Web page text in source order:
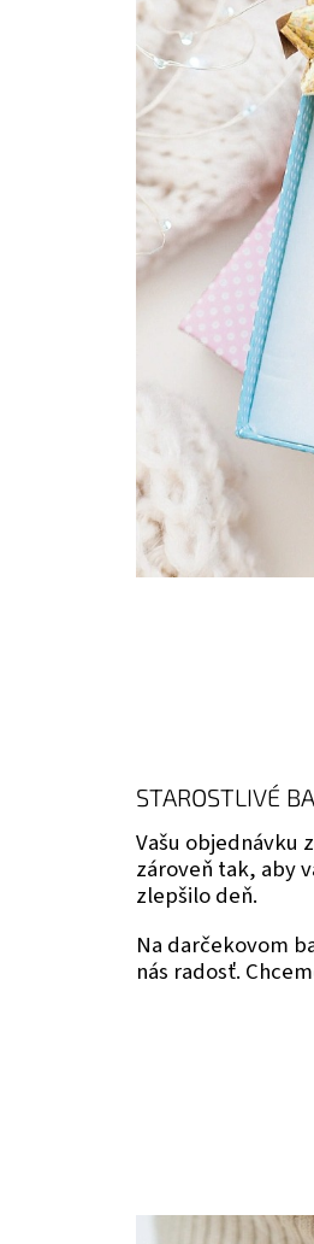
STAROSTLIVÉ
Vašu objednávku
zároveň tak, aby
zlepšilo deň.
Na darčekovom
nás radosť.